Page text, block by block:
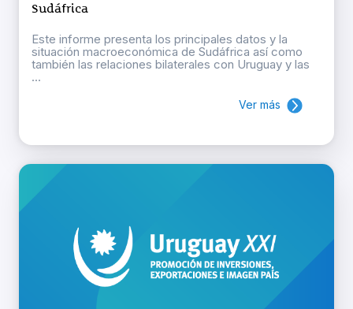
Sudáfrica
Este informe presenta los principales datos y la
situación macroeconómica de Sudáfrica así como
también las relaciones bilaterales con Uruguay y las
...
Ver más